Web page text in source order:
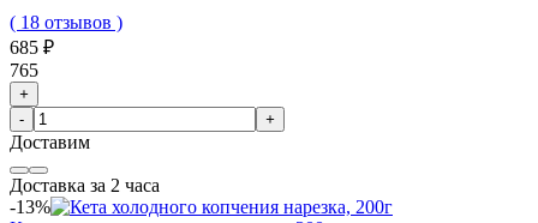
( 18 отзывов )
685 ₽
765
+
-
+
Доставим
Доставка за 2 часа
-13%